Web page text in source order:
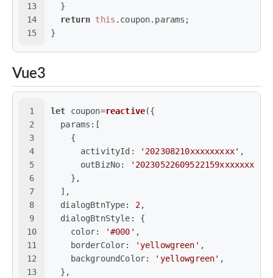
13
14
15
  }
return this . coupon. params ;
}
Vue3
1
2
3
4
5
6
7
8
9
10
11
12
13
let coupon=reactive({
params :[
    {
activityId : '202308210xxxxxxxxx' ,
outBizNo:
    },
  ],
dialogBtnType: 2,
dialogBtnStyle : {
color: '#000' ,
borderColor: 'yellowgreen' ,
backgroundColor: 'yellowgreen' ,
  },